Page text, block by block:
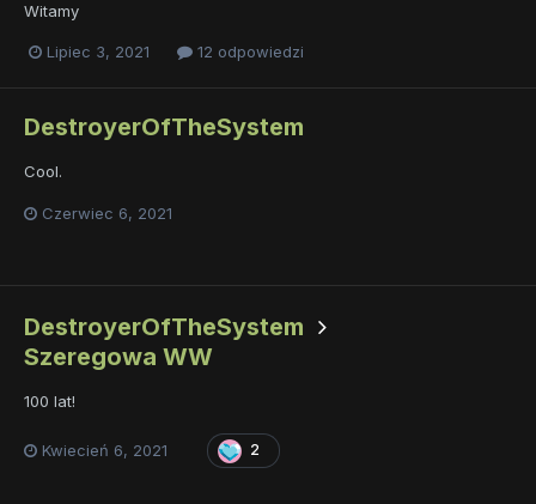
Witamy
Lipiec 3, 2021 12 odpowiedzi
DestroyerOfTheSystem
Cool.
Czerwiec 6, 2021
DestroyerOfTheSystem
Szeregowa WW
100 lat!
Kwiecień 6, 2021 2